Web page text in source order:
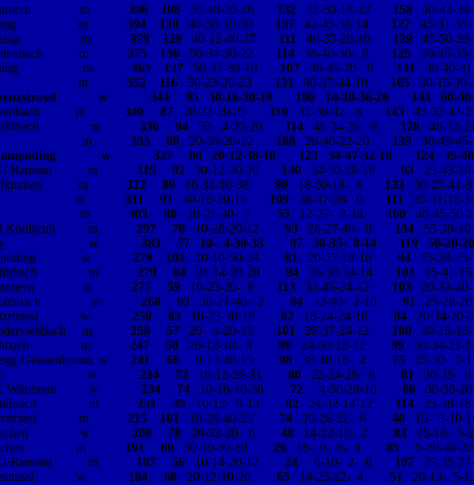
m 396 106 20-40-20-26 132 32-50-18-32 158 40-43-
m 394 130 40-30-30-30 137 42-45-36-14 127 45-31-35-
FC Penzing m 379 129 40-12-40-37 111 40-35-26-10 139 45-50-
Rattenbach m 375 136 50-34-30-22 114 36-40-30- 8 125 30-35-35-
ESC Wang m 365 127 50-37-30-10 107 36-45-20- 6 131 30-40-
Zell m 352 116 50-23-20-23 131 40-37-44-10 105 30-15-30-
w 344 95 30-16-30-19 106 14-30-36-26 143 60-40-
Rattenbach m 340 87 20-22-20-25 110 32-30-42- 6 143 45-32-43-
TSV Kühbach m 336 94 50- 4-20-20 114 46-34-26- 8 128 40-32-
Kay m 335 88 20-36-20-12 108 26-40-22-20 139 30-49-45-
Lampoding w 327 80 20-12-30-18 123 34-47-32-10 124 35-40-
SG Ramsau m 315 92 30-12-30-20 130 34-50-28-18 93 25-43-
m 312 89 10-31-10-38 90 18-50-18- 4 133 30-25-41-
Zell m 311 91 40-16-20-15 109 36-47-26- 0 111 35-31-15-
SV Kay m 303 88 20-21-40- 7 55 12-27- 2-14 160 40-45-50-
Bad Kohlgrub m 297 70 10-28-20-12 93 26-27-40- 0 134 55-39-
w 283 77 10- 4-30-33 87 30-35- 8-14 119 50-20-20-
Lampoding w 279 104 20-10-50-24 81 20-27-18-16 94 15-39-25-
Kühbach m 279 84 30-14-20-20 94 36-30-14-14 101 35-41-
Zimmern m 275 59 10-23-20- 6 113 32-45-24-12 103 20-33-40-
TSV Kühbach m 268 93 30-21-40- 2 84 32-40- 2-10 91 25-28-
w 259 83 10-25-30-18 82 18-24-24-16 94 20-34-20-
m 258 57 20- 4-20-13 101 28-37-24-12 100 40-15-15-
Kühbach m 247 50 20-12-10- 8 98 24-50-12-12 99 30-34-21-
w 241 68 0-13-40-15 98 38-40-16- 4 75 25-30- 5-
SV Kay w 234 73 10-12-20-31 80 22-24-28- 6 81 30-35-
Wittibreut w 234 74 10-16-10-38 72 4-30-28-10 88 30-38-
Kühbach m 231 35 10-12- 0-13 82 24-32-14-12 114 25-36-
m 215 101 10-28-40-23 74 20-26-22- 6 40 15- 5-10-
Schechen w 209 78 20-32-20- 6 48 14-22-10- 2 83 35-18- 5-
Schechen m 191 80 30-10-30-10 26 16- 0- 6- 4 85 5-20-40-20
SG Ramsau m 187 56 10-14-20-12 24 6-10- 2- 6 107 25-35-
w 184 68 20-12-10-26 65 14-25-22- 4 51 20-13- 5-